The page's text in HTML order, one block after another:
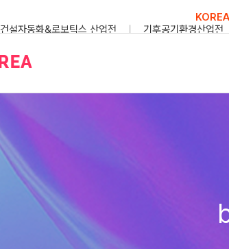
건설자동화&로보틱스 산업전 기후공기환경산업전